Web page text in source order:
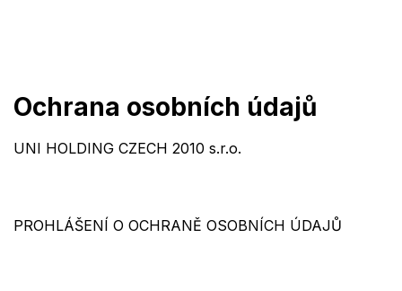
Ochrana osobních údajů
UNI HOLDING CZECH 2010 s.r.o.
PROHLÁŠENÍ O OCHRANĚ OSOBNÍCH ÚDAJŮ